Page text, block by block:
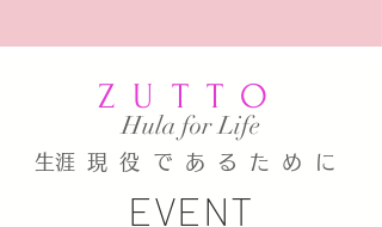
ZUTTO
​Hula for Life
​生涯現役であるために
EVENT